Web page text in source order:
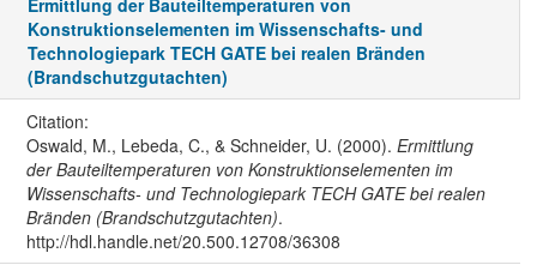
Konstruktionselementen im Wissenschafts- und
Technologiepark TECH GATE bei realen Bränden
(Brandschutzgutachten)
Citation:
Oswald, M., Lebeda, C., & Schneider, U. (2000). Ermittlung
der Bauteiltemperaturen von Konstruktionselementen im
Wissenschafts- und Technologiepark TECH GATE bei realen
Bränden (Brandschutzgutachten).
http://hdl.handle.net/20.500.12708/36308